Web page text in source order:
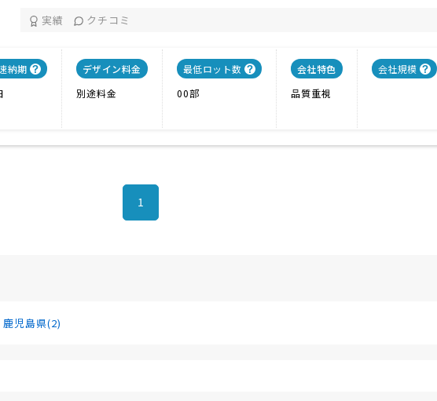
実績 クチコミ
納期
デザイン料金
別途料金
最低ロット数
00部
会社特色
品質重視
会社規模
1
鹿児島県(2)